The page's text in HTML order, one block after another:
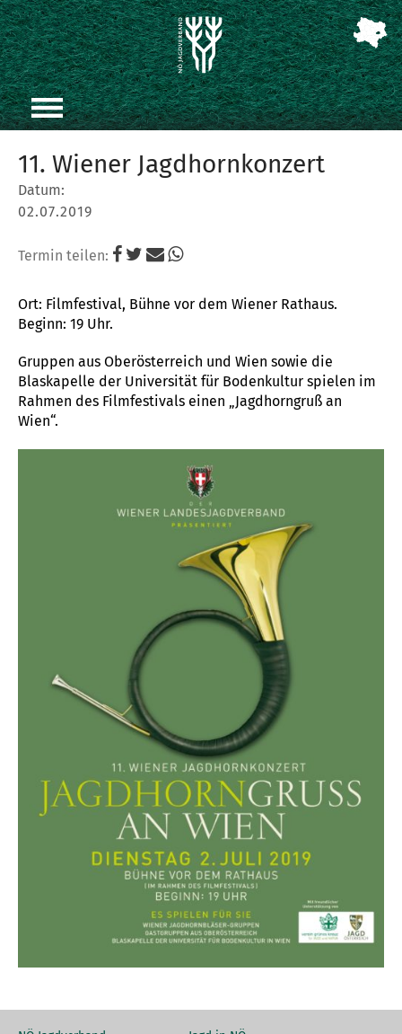
11. Wiener Jagdhornkonzert
Datum:
02.07.2019
Termin teilen:
Ort: Filmfestival, Bühne vor dem Wiener Rathaus.
Beginn: 19 Uhr.
Gruppen aus Oberösterreich und Wien sowie die
Blaskapelle der Universität für Bodenkultur spielen im
Rahmen des Filmfestivals einen „Jagdhorngruß an
Wien“.